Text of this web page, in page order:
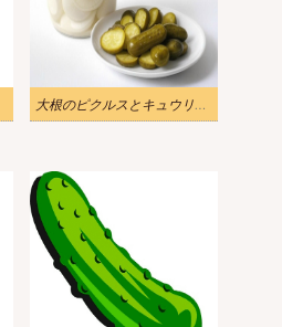
大根のピクルスとキュウリのピクルス イラスト画像